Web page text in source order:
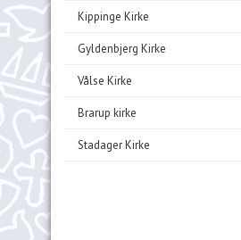
Kippinge Kirke
Gyldenbjerg Kirke
Vålse Kirke
Brarup kirke
Stadager Kirke